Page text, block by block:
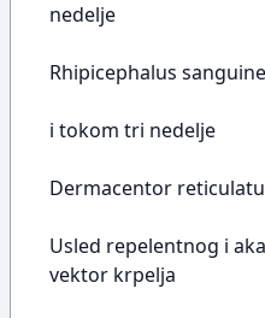
nedelje
Rhipicephalus
i tokom tri nedelje
Dermacentor
Usled repelentnog i
vektor krpelja